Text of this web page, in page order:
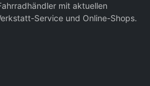
mit aktuellen
Service und Online-Shops.